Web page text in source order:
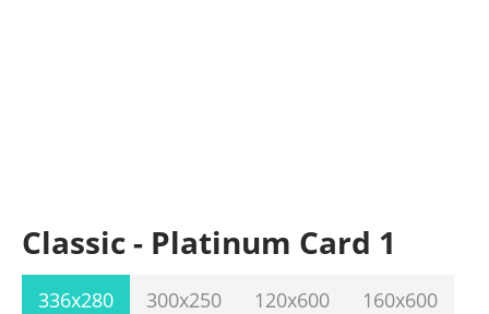
Classic - Platinum Card 1
336x280 300x250 120x600
160x600